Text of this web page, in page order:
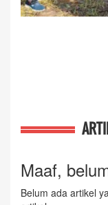
Maaf,
Belum ada artikel